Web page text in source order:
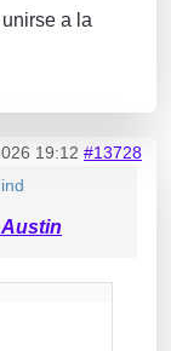
a la
19:12 #13728